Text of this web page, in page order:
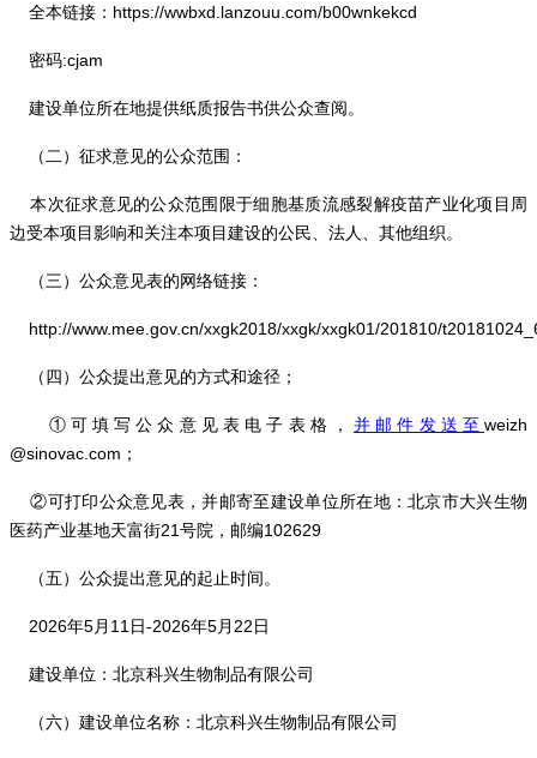
全本链接：https://wwbxd.lanzouu.com/b00wnkekcd
密码:cjam
建设单位所在地提供纸质报告书供公众查阅。
（二）征求意见的公众范围：
本次征求意见的公众范围限于细胞基质流感裂解疫苗产业化项目周
边受本项目影响和关注本项目建设的公民、法人、其他组织。
（三）公众意见表的网络链接：
http://www.mee.gov.cn/xxgk2018/xxgk/xxgk01/201810/
（四）公众提出意见的方式和途径；
①可填写公众意见表电子表格， 并邮件发送至weizh
@sinovac.com；
②可打印公众意见表，并邮寄至建设单位所在地：北京市大兴生物
医药产业基地天富街21号院，邮编102629
（五）公众提出意见的起止时间。
2026年5月11日-2026年5月22日
建设单位：北京科兴生物制品有限公司
（六）建设单位名称：北京科兴生物制品有限公司